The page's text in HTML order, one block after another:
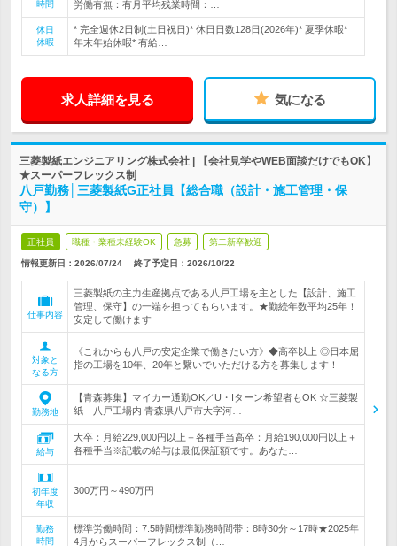
時間
労働有無：有月平均残業時間：…
休日
休暇
* 完全週休2日制(土日祝日)* 休日日数128日(2026年)* 夏季休暇*
年末年始休暇* 有給…
求人詳細を見る 気になる
三菱製紙エンジニアリング株式会社 | 【会社見学やWEB面談だけでもOK】
★スーパーフレックス制
八戸勤務│三菱製紙G正社員【総合職（設計・施工管理・保
守）】
正社員 職種・業種未経験OK 急募 第二新卒歓迎
情報更新日：2026/07/24 終了予定日： 2026/10/22
仕事内容
三菱製紙の主力生産拠点である八戸工場を主とした【設計、施工
管理、保守】の一端を担ってもらいます。★勤続年数平均25年！
安定して働けます
対象と
なる方
《これからも八戸の安定企業で働きたい方》◆高卒以上 ◎日本屈
指の工場を10年、20年と繋いでいただける方を募集します！
勤務地
【青森募集】マイカー通勤OK／U・Iターン希望者もOK ☆三菱製
紙 八戸工場内 青森県八戸市大字河…
給与
大卒：月給229,000円以上＋各種手当高卒：月給190,000円以上＋
各種手当※記載の給与は最低保証額です。あなた…
初年度
年収
300万円～490万円
勤務
時間
標準労働時間：7.5時間標準勤務時間帯：8時30分～17時★2025年
4月からスーパーフレックス制（…